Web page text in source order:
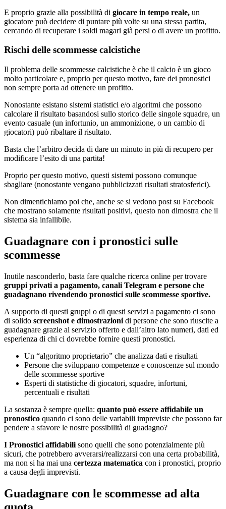
E proprio grazie alla possibilità di giocare in tempo reale, un
giocatore può decidere di puntare più volte su una stessa partita,
cercando di recuperare i soldi magari già persi o di avere un profitto.
Rischi delle scommesse calcistiche
Il problema delle scommesse calcistiche è che il calcio è un gioco
molto particolare e, proprio per questo motivo, fare dei pronostici
non sempre porta ad ottenere un profitto.
Nonostante esistano sistemi statistici e/o algoritmi che possono
calcolare il risultato basandosi sullo storico delle singole squadre, un
evento casuale (un infortunio, un ammonizione, o un cambio di
giocatori) può ribaltare il risultato.
Basta che l’arbitro decida di dare un minuto in più di recupero per
modificare l’esito di una partita!
Proprio per questo motivo, questi sistemi possono comunque
sbagliare (nonostante vengano pubblicizzati risultati stratosferici).
Non dimentichiamo poi che, anche se si vedono post su Facebook
che mostrano solamente risultati positivi, questo non dimostra che il
sistema sia infallibile.
Guadagnare con i pronostici sulle
scommesse
Inutile nasconderlo, basta fare qualche ricerca online per trovare
gruppi privati a pagamento, canali Telegram e persone che
guadagnano rivendendo pronostici sulle scommesse sportive.
A supporto di questi gruppi o di questi servizi a pagamento ci sono
di solido screenshot e dimostrazioni di persone che sono riuscite a
guadagnare grazie al servizio offerto e dall’altro lato numeri, dati ed
esperienza di chi ci dovrebbe fornire questi pronostici.
Un “algoritmo proprietario” che analizza dati e risultati
Persone che sviluppano competenze e conoscenze sul mondo
delle scommesse sportive
Esperti di statistiche di giocatori, squadre, infortuni,
percentuali e risultati
La sostanza è sempre quella: quanto può essere affidabile un
pronostico quando ci sono delle variabili impreviste che possono far
pendere a sfavore le nostre possibilità di guadagno?
I Pronostici affidabili sono quelli che sono potenzialmente più
sicuri, che potrebbero avverarsi/realizzarsi con una certa probabilità,
ma non si ha mai una certezza matematica con i pronostici, proprio
a causa degli imprevisti.
Guadagnare con le scommesse ad alta